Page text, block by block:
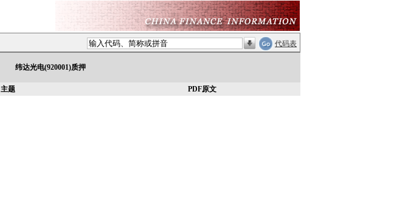
代码表
纬达光电(920001)质押
主题 PDF原文